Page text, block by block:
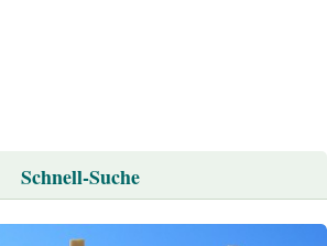
Schnell-Suche